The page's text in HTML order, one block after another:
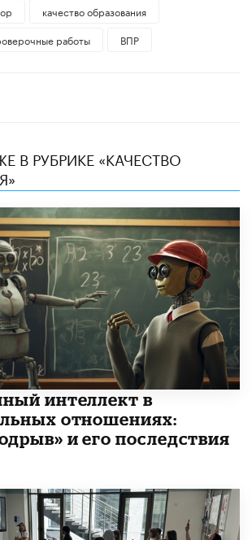
качество образования
работы
ВПР
В РУБРИКЕ «КАЧЕСТВО
интеллект в
отношениях:
и его последствия